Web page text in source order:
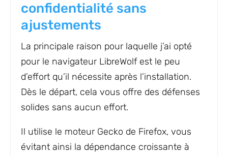
confidentialité sans
ajustements
La principale raison pour laquelle j’ai opté
pour le navigateur LibreWolf est le peu
d’effort qu’il nécessite après l’installation.
Dès le départ, cela vous offre des défenses
solides sans aucun effort.
Il utilise le moteur Gecko de Firefox, vous
évitant ainsi la dépendance croissante à